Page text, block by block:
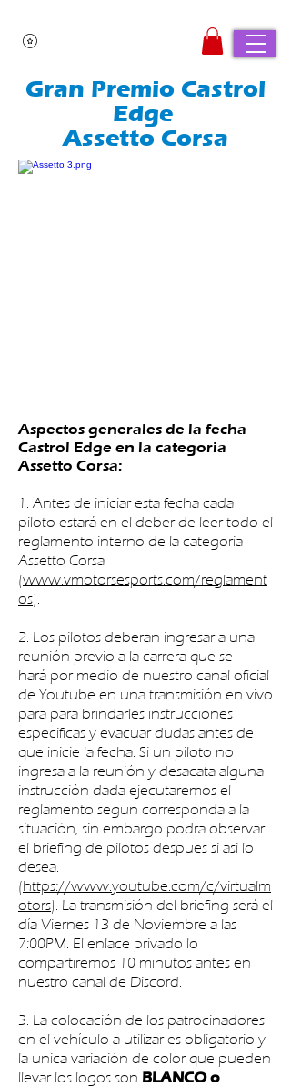
Gran Premio Castrol
Edge
Assetto Corsa
Aspectos generales de la fecha
Castrol Edge en la categoria
Assetto Corsa:
1. Antes de iniciar esta fecha cada
piloto estará en el deber de leer todo el
reglamento interno de la categoria
Assetto Corsa
(www.vmotorsesports.com/reglament
os).
2. Los pilotos deberan ingresar a una
reunión previo a la carrera que se
hará por medio de nuestro canal oficial
de Youtube en una transmisión en vivo
para para brindarles instrucciones
especificas y evacuar dudas antes de
que inicie la fecha. Si un piloto no
ingresa a la reunión y desacata alguna
instrucción dada ejecutaremos el
reglamento segun corresponda a la
situación, sin embargo podra observar
el briefing de pilotos despues si asi lo
desea.
(https://www.youtube.com/c/virtualm
otors). La transmisión del briefing será el
día Viernes 13 de Noviembre a las
7:00PM. El enlace privado lo
compartiremos 10 minutos antes en
nuestro canal de Discord.
3. La colocación de los patrocinadores
en el vehículo a utilizar es obligatorio y
la unica variación de color que pueden
llevar los logos son BLANCO o